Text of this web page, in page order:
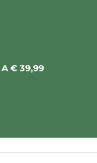
A € 39,99